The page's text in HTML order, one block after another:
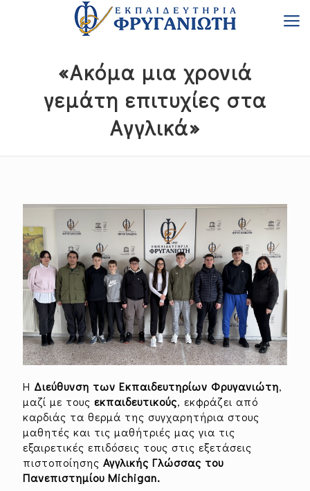
«Ακόμα μια χρονιά
γεμάτη επιτυχίες στα
Αγγλικά»
Η Διεύθυνση των Εκπαιδευτηρίων Φρυγανιώτη,
μαζί με τους εκπαιδευτικούς, εκφράζει από
καρδιάς τα θερμά της συγχαρητήρια στους
μαθητές και τις μαθήτριές μας για τις
εξαιρετικές επιδόσεις τους στις εξετάσεις
πιστοποίησης Αγγλικής Γλώσσας του
Πανεπιστημίου Michigan.